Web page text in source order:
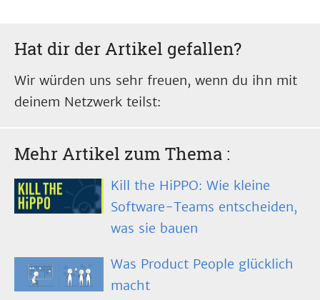
Hat dir der Artikel gefallen?
Wir würden uns sehr freuen, wenn du ihn mit
deinem Netzwerk teilst:
Mehr Artikel zum Thema :
Kill the HiPPO: Wie kleine
Software-Teams entscheiden,
was sie bauen
Was Product People glücklich
macht